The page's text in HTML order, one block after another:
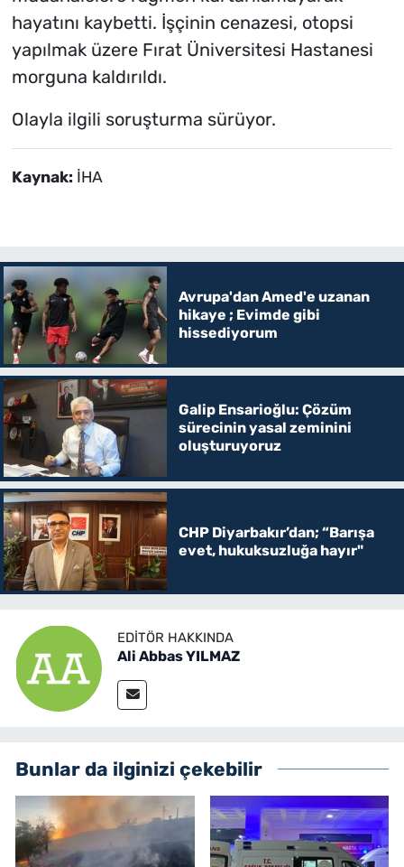
hayatını kaybetti. İşçinin cenazesi, otopsi
yapılmak üzere Fırat Üniversitesi Hastanesi
morguna kaldırıldı.
Olayla ilgili soruşturma sürüyor.
Kaynak: İHA
Avrupa'dan Amed'e uzanan
hikaye ; Evimde gibi
hissediyorum
Galip Ensarioğlu: Çözüm
sürecinin yasal zeminini
oluşturuyoruz
CHP Diyarbakır’dan; “Barışa
evet, hukuksuzluğa hayır"
EDITÖR HAKKINDA
Ali Abbas YILMAZ
Bunlar da ilginizi çekebilir